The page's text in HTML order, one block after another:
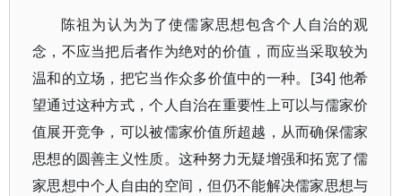
陈祖为认为为了使儒家思想包含个人自治的观
念，不应当把后者作为绝对的价值，而应当采取较为
温和的立场，把它当作众多价值中的一种。[34] 他希
望通过这种方式，个人自治在重要性上可以与儒家价
值展开竞争，可以被儒家价值所超越，从而确保儒家
思想的圆善主义性质。这种努力无疑增强和拓宽了儒
家思想中个人自由的空间，但仍不能解决儒家思想与